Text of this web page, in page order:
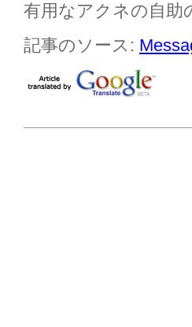
有用なアクネの自助
記事のソース: